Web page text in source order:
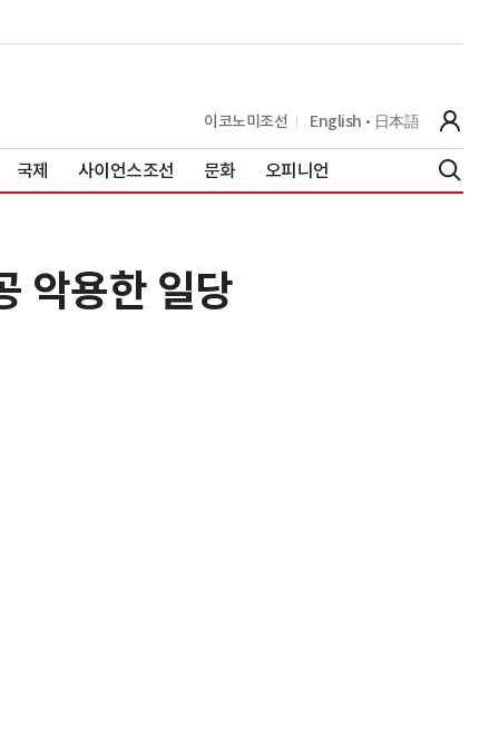
이코노미조선 English 日本語
국제 사이언스조선 문화 오피니언
악용한 일당